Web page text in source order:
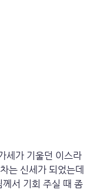
세가 기울던 이스라
는 신세가 되었는데
서 기회 주실 때 좀